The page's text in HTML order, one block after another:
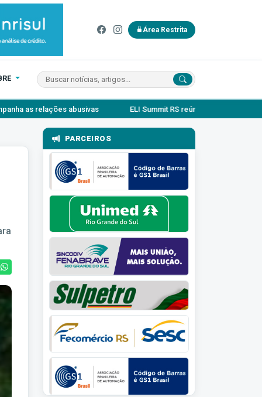
Área Restrita
ELI Summit RS reúne especialistas para debater inovação
PARCEIROS